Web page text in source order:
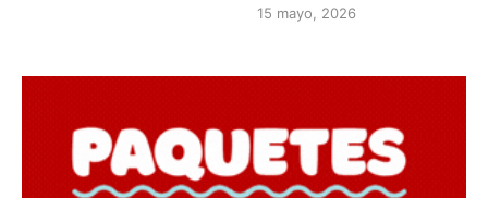
15 mayo, 2026